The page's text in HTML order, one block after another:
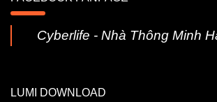
Cyberlife - Nhà Thông Minh
LUMI DOWNLOAD